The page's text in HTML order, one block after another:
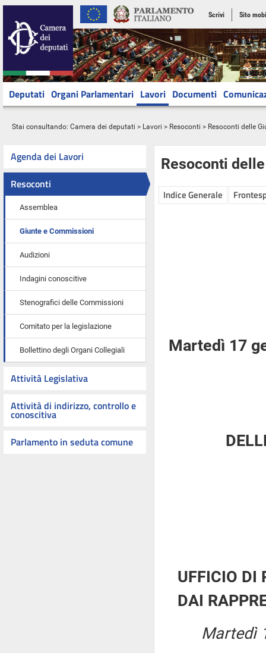
Scrivi Sito
Deputati Organi Parlamentari Lavori Documenti
Stai consultando: Camera dei deputati > Lavori > Resoconti > Resoconti delle
Agenda dei Lavori
Resoconti
Assemblea
Giunte e Commissioni
Audizioni
Indagini conoscitive
Stenografici delle Commissioni
Comitato per la legislazione
Bollettino degli Organi Collegiali
Attività Legislativa
Attività di indirizzo, controllo e
conoscitiva
Parlamento in seduta comune
Resoconti
Indice Generale
Martedì 17
UFFICIO DI
DAI
Martedì